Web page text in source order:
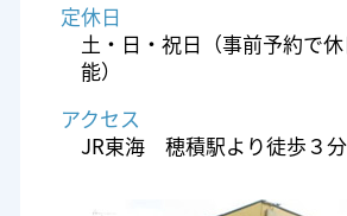
定休日
土・日・祝日（事前予約で
能）
アクセス
JR東海 穂積駅より徒歩３分